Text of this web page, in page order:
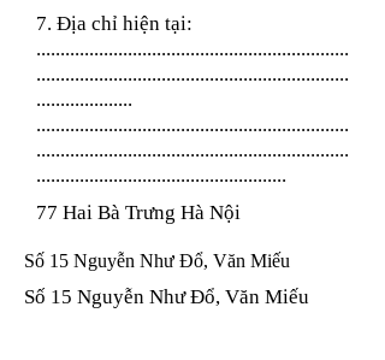
7. Địa chỉ hiện tại:
.................................................................
.................................................................
....................
.................................................................
.................................................................
....................................................
77 Hai Bà Trưng Hà Nội
Số 15 Nguyễn Như Đổ, Văn Miếu
Số 15 Nguyễn Như Đổ, Văn Miếu